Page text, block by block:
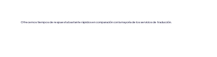
Ofrecemos tiempos de respuesta bastante rápidos en comparación con la mayoría de los servicios de traducción.